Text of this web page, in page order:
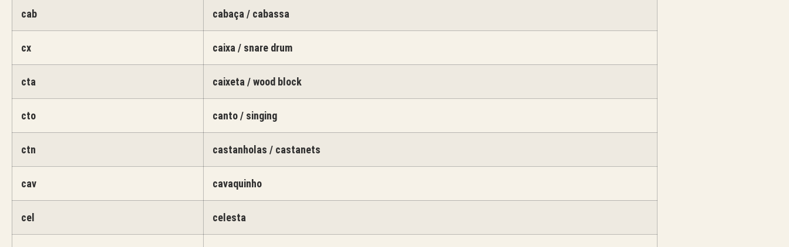
cab cabaça / cabassa
cx caixa / snare drum
cta caixeta / wood block
cto canto / singing
ctn castanholas / castanets
cav cavaquinho
cel celesta